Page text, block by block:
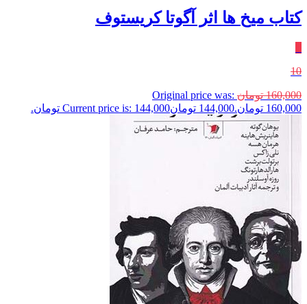
کتاب میخ ها اثر آگوتا کریستوف
10
160,000 تومان Original price was:
160,000 تومان.
144,000 تومانCurrent price is: 144,000 تومان.